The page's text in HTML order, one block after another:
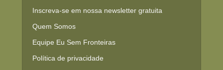
Inscreva-se em nossa newsletter gratuita
Quem Somos
Equipe Eu Sem Fronteiras
Política de privacidade